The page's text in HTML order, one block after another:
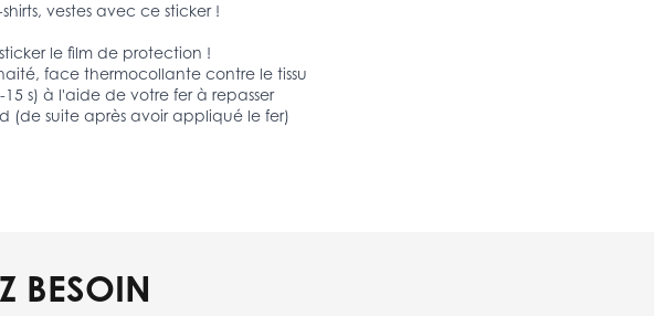
vestes avec ce sticker !
le film de protection !
face thermocollante contre le tissu
s) à l'aide de votre fer à repasser
(de suite après avoir appliqué le fer)
BESOIN